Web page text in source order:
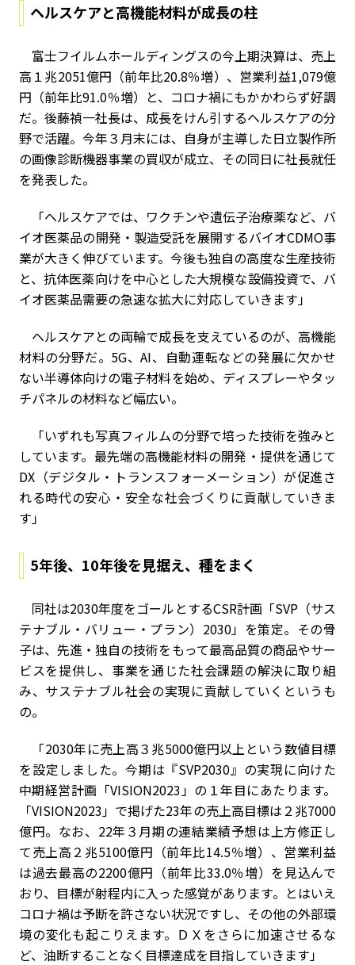
ヘルスケアと高機能材料が成長の柱
富士フイルムホールディングスの今上期決算は、売上
高１兆2051億円（前年比20.8％増）、営業利益1,079億
円（前年比91.0％増）と、コロナ禍にもかかわらず好調
だ。後藤禎一社長は、成長をけん引するヘルスケアの分
野で活躍。今年３月末には、自身が主導した日立製作所
の画像診断機器事業の買収が成立、その同日に社長就任
を発表した。
「ヘルスケアでは、ワクチンや遺伝子治療薬など、バ
イオ医薬品の開発・製造受託を展開するバイオCDMO事
業が大きく伸びています。今後も独自の高度な生産技術
と、抗体医薬向けを中心とした大規模な設備投資で、バ
イオ医薬品需要の急速な拡大に対応していきます」
ヘルスケアとの両輪で成長を支えているのが、高機能
材料の分野だ。5G、AI、自動運転などの発展に欠かせ
ない半導体向けの電子材料を始め、ディスプレーやタッ
チパネルの材料など幅広い。
「いずれも写真フィルムの分野で培った技術を強みと
しています。最先端の高機能材料の開発・提供を通じて
DX（デジタル・トランスフォーメーション）が促進さ
れる時代の安心・安全な社会づくりに貢献していきま
す」
5年後、10年後を見据え、種をまく
同社は2030年度をゴールとするCSR計画「SVP（サス
テナブル・バリュー・プラン）2030」を策定。その骨
子は、先進・独自の技術をもって最高品質の商品やサー
ビスを提供し、事業を通じた社会課題の解決に取り組
み、サステナブル社会の実現に貢献していくというも
の。
「2030年に売上高３兆5000億円以上という数値目標
を設定しました。今期は『SVP2030』の実現に向けた
中期経営計画「VISION2023」の１年目にあたります。
「VISION2023」で掲げた23年の売上高目標は２兆7000
億円。なお、22年３月期の連結業績予想は上方修正し
て売上高２兆5100億円（前年比14.5％増）、営業利益
は過去最高の2200億円（前年比33.0％増）を見込んで
おり、目標が射程内に入った感覚があります。とはいえ
コロナ禍は予断を許さない状況ですし、その他の外部環
境の変化も起こりえます。ＤＸをさらに加速させるな
ど、油断することなく目標達成を目指していきます」